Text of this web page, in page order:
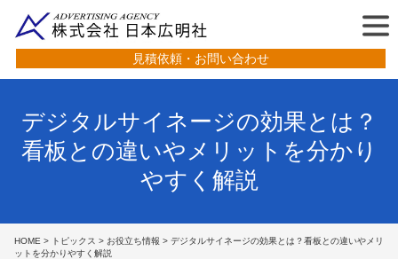
見積依頼・お問い合わせ
デジタルサイネージの効果とは？
看板との違いやメリットを分かり
やすく解説
HOME > トピックス > お役立ち情報 > デジタルサイネージの効果とは？看板との違いやメリ
ットを分かりやすく解説